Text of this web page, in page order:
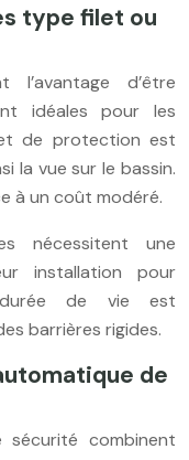
type filet ou
l’avantage d’être
idéales pour les
de protection est
la vue sur le bassin.
à un coût modéré.
nécessitent une
installation pour
de vie est
barrières rigides.
de
sécurité combinent